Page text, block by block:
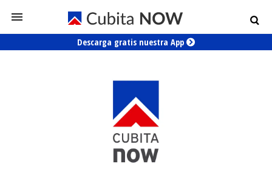
Descarga gratis nuestra App